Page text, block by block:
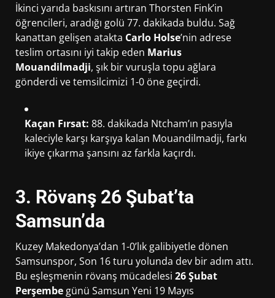
İkinci yarıda baskısını artıran Thorsten Fink’in
öğrencileri, aradığı golü 77. dakikada buldu. Sağ
kanattan gelişen atakta Carlo Holse’nin adrese
teslim ortasını iyi takip eden Marius
Mouandilmadji, şık bir vuruşla topu ağlara
gönderdi ve temsilcimizi 1-0 öne geçirdi.
Kaçan Fırsat: 88. dakikada Ntcham’ın pasıyla
kaleciyle karşı karşıya kalan Mouandilmadji, farkı
ikiye çıkarma şansını az farkla kaçırdı.
3. Rövanş 26 Şubat’ta
Samsun’da
Kuzey Makedonya’dan 1-0’lık galibiyetle dönen
Samsunspor, Son 16 turu yolunda dev bir adım attı.
Bu eşleşmenin rövanş mücadelesi 26 Şubat
Perşembe günü Samsun Yeni 19 Mayıs